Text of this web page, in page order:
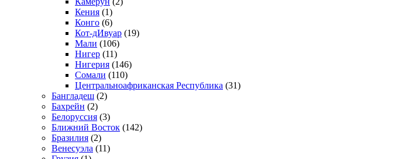
Кения (1)
Конго (6)
Кот-дИвуар (19)
Мали (106)
Нигер (11)
Нигерия (146)
Сомали (110)
Центральноафриканская Республика (31)
Бангладеш (2)
Бахрейн (2)
Белоруссия (3)
Ближний Восток (142)
Бразилия (2)
Венесуэла (11)